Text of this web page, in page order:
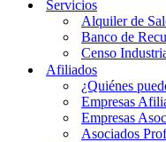
Servicios
Alquiler de
Banco de
Censo
Afiliados
¿Quiénes
Empresas
Empresas
Asociados